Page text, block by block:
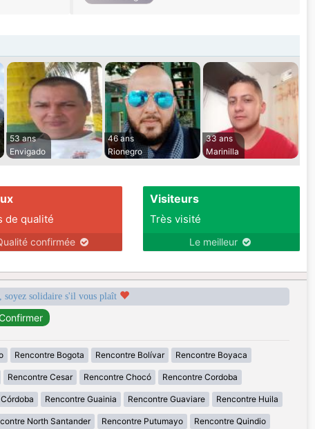
53 ans
Envigado
46 ans
Rionegro
33 ans
Marinilla
de qualité
confirmée
Visiteurs
Très visité
Le meilleur
solidaire s'il vous plaît
Rencontre Bogota Rencontre Bolívar Rencontre Boyaca
Rencontre Cesar Rencontre Chocó Rencontre Cordoba
Rencontre Guainia Rencontre Guaviare Rencontre Huila
North Santander Rencontre Putumayo Rencontre Quindio